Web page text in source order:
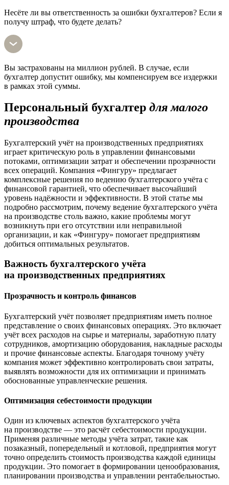
Несёте ли вы ответственность за ошибки бухгалтеров? Если я
получу штраф, что будете делать?
Вы застрахованы на миллион рублей. В случае, если
бухгалтер допустит ошибку, мы компенсируем все издержки
в рамках этой суммы.
Персональный бухгалтер для малого
производства
Бухгалтерский учёт на производственных предприятиях
играет критическую роль в управлении финансовыми
потоками, оптимизации затрат и обеспечении прозрачности
всех операций. Компания «Фингуру» предлагает
комплексные решения по ведению бухгалтерского учёта с
финансовой гарантией, что обеспечивает высочайший
уровень надёжности и эффективности. В этой статье мы
подробно рассмотрим, почему ведение бухгалтерского учёта
на производстве столь важно, какие проблемы могут
возникнуть при его отсутствии или неправильной
организации, и как «Фингуру» помогает предприятиям
добиться оптимальных результатов.
Важность бухгалтерского учёта
на производственных предприятиях
Прозрачность и контроль финансов
Бухгалтерский учёт позволяет предприятиям иметь полное
представление о своих финансовых операциях. Это включает
учёт всех расходов на сырье и материалы, заработную плату
сотрудников, амортизацию оборудования, накладные расходы
и прочие финансовые аспекты. Благодаря точному учёту
компания может эффективно контролировать свои затраты,
выявлять возможности для их оптимизации и принимать
обоснованные управленческие решения.
Оптимизация себестоимости продукции
Один из ключевых аспектов бухгалтерского учёта
на производстве — это расчёт себестоимости продукции.
Применяя различные методы учёта затрат, такие как
позаказный, попередельный и котловой, предприятия могут
точно определить стоимость производства каждой единицы
продукции. Это помогает в формировании ценообразования,
планировании производства и управлении рентабельностью.